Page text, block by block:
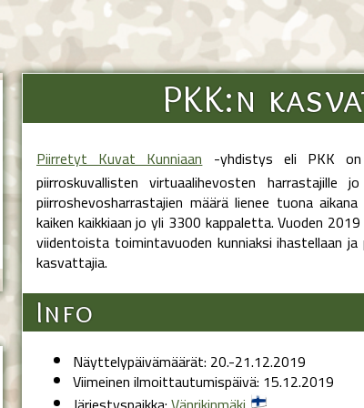
PKK:n
Piirretyt Kuvat Kunniaan-yhdistys eli PKK on
piirroskuvallisten virtuaalihevosten harrastajille
piirroshevosharrastajien määrä lienee tuona
kaiken kaikkiaan jo yli 3300 kappaletta. Vuoden
viidentoista toimintavuoden kunniaksi ihastellaan
kasvattajia.
Info
Näyttelypäivämäärät: 20.-21.12.2019
Viimeinen ilmoittautumispäivä: 15.12.2019